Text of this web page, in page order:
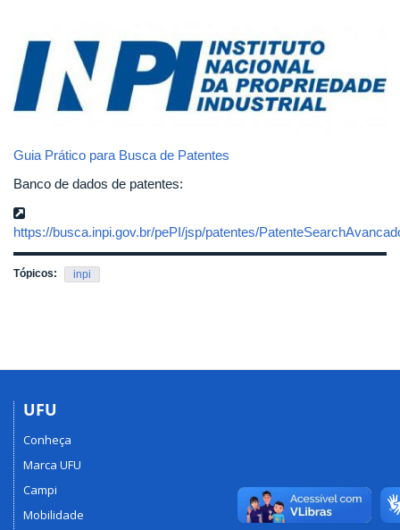
Guia Prático para Busca de Patentes
Banco de dados de patentes:
https://busca.inpi.gov.br/pePI/jsp/patentes/
Tópicos: inpi
UFU
Conheça
Marca UFU
Campi
Mobilidade